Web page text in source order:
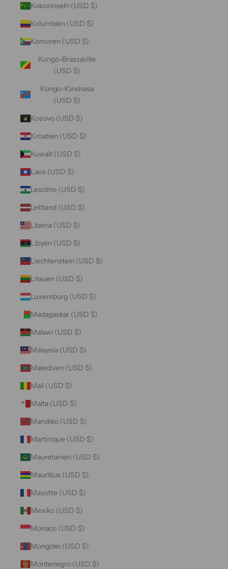
Kokosinseln (USD $)
Kolumbien (USD $)
Komoren (USD $)
Kongo-Brazzaville
(USD $)
Kongo-Kinshasa
(USD $)
Kosovo (USD $)
Kroatien (USD $)
Kuwait (USD $)
Laos (USD $)
Lesotho (USD $)
Lettland (USD $)
Liberia (USD $)
Libyen (USD $)
Liechtenstein (USD $)
Litauen (USD $)
Luxemburg (USD $)
Madagaskar (USD $)
Malawi (USD $)
Malaysia (USD $)
Malediven (USD $)
Mali (USD $)
Malta (USD $)
Marokko (USD $)
Martinique (USD $)
Mauretanien (USD $)
Mauritius (USD $)
Mayotte (USD $)
Mexiko (USD $)
Monaco (USD $)
Mongolei (USD $)
Montenegro (USD $)